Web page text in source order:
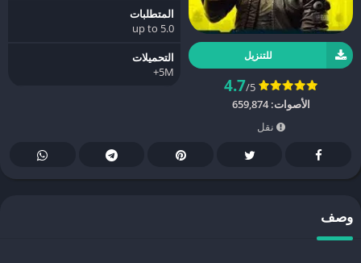
للتنزيل
4.7/5
الأصوات:659,874
نقل
المتطلبات
5.0 up to
التحميلات
5M+
وصف